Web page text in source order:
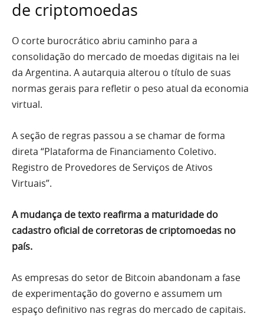
de criptomoedas
O corte burocrático abriu caminho para a
consolidação do mercado de moedas digitais na lei
da Argentina. A autarquia alterou o título de suas
normas gerais para refletir o peso atual da economia
virtual.
A seção de regras passou a se chamar de forma
direta “Plataforma de Financiamento Coletivo.
Registro de Provedores de Serviços de Ativos
Virtuais”.
A mudança de texto reafirma a maturidade do
cadastro oficial de corretoras de criptomoedas no
país.
As empresas do setor de Bitcoin abandonam a fase
de experimentação do governo e assumem um
espaço definitivo nas regras do mercado de capitais.